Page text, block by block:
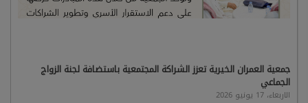
جمعية العمران الخيرية تعزز الشراكة المجتمعية باستضافة لجنة الزواج
الجماعي
الاربعاء، 17 يونيو 2026